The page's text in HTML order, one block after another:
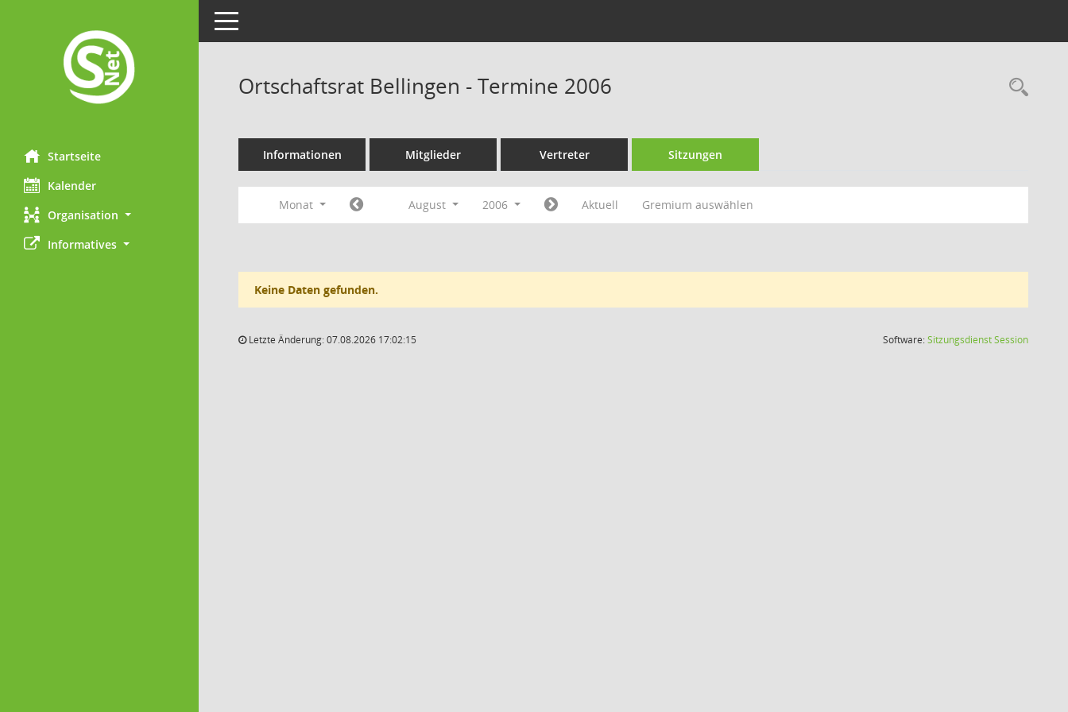
Startseite
Kalender
Organisation
Informatives
Toggle navigation
Ortschaftsrat Bellingen - Termine 2006
Informationen Mitglieder Vertreter Sitzungen
Monat August 2006 Aktuell Gremium auswählen
Keine Daten gefunden.
Letzte Änderung: 07.08.2026 17:02:15 Software:SitzungsdienstSession(Wird in